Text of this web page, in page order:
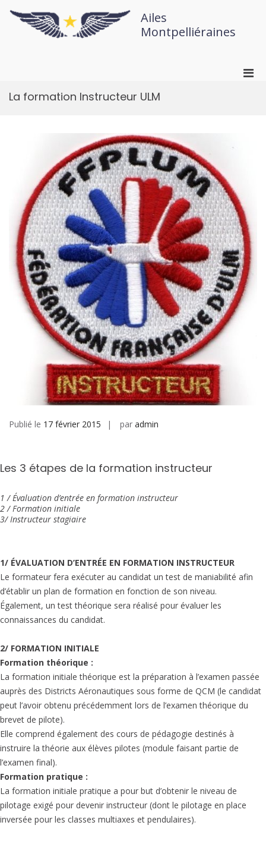
Ailes
Montpelliéraines
La formation Instructeur ULM
Publié le 17 février 2015 par admin
Les 3 étapes de la formation instructeur
1 / Évaluation d’entrée en formation instructeur
2 / Formation initiale
3/ Instructeur stagiaire
1/ ÉVALUATION D’ENTRÉE EN FORMATION INSTRUCTEUR
Le formateur fera exécuter au candidat un test de maniabilité afin
d’établir un plan de formation en fonction de son niveau.
Également, un test théorique sera réalisé pour évaluer les
connaissances du candidat.
2/ FORMATION INITIALE
Formation théorique :
La formation initiale théorique est la préparation à l’examen passée
auprès des Districts Aéronautiques sous forme de QCM (le candidat
peut l’avoir obtenu précédemment lors de l’examen théorique du
brevet de pilote).
Elle comprend également des cours de pédagogie destinés à
instruire la théorie aux élèves pilotes (module faisant partie de
l’examen final).
Formation pratique :
La formation initiale pratique a pour but d’obtenir le niveau de
pilotage exigé pour devenir instructeur (dont le pilotage en place
inversée pour les classes multiaxes et pendulaires).